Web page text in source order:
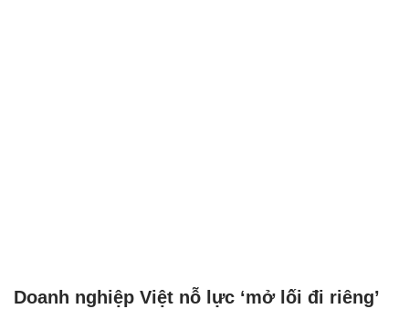
Doanh nghiệp Việt nỗ lực ‘mở lối đi riêng’